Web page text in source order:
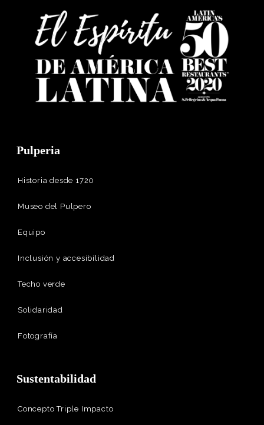
Pulperia
Historia desde 1720
Museo del Pulpero
Equipo
Inclusión y accesibilidad
Techo verde
Solidaridad
Fotografía
Sustentabilidad
Concepto Triple Impacto